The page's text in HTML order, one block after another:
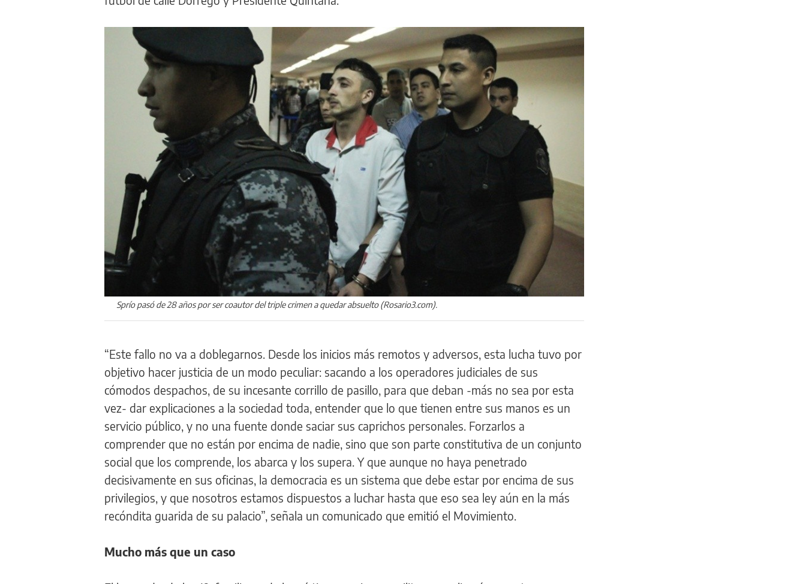
Sprío pasó de 28 años por ser coautor del triple crimen a quedar absuelto (Rosario3.com).
“Este fallo no va a doblegarnos. Desde los inicios más remotos y adversos, esta lucha tuvo por
objetivo hacer justicia de un modo peculiar: sacando a los operadores judiciales de sus
cómodos despachos, de su incesante corrillo de pasillo, para que deban -más no sea por esta
vez- dar explicaciones a la sociedad toda, entender que lo que tienen entre sus manos es un
servicio público, y no una fuente donde saciar sus caprichos personales. Forzarlos a
comprender que no están por encima de nadie, sino que son parte constitutiva de un conjunto
social que los comprende, los abarca y los supera. Y que aunque no haya penetrado
decisivamente en sus oficinas, la democracia es un sistema que debe estar por encima de sus
privilegios, y que nosotros estamos dispuestos a luchar hasta que eso sea ley aún en la más
recóndita guarida de su palacio”, señala un comunicado que emitió el Movimiento.
Mucho más que un caso